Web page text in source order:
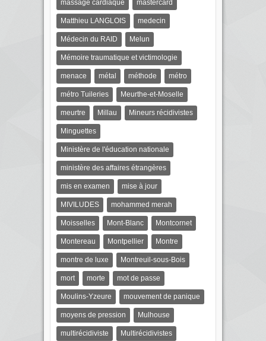
massage cardiaque mastercard
Matthieu LANGLOIS medecin
Médecin du RAID Melun
Mémoire traumatique et victimologie
menace métal méthode métro
métro Tuileries Meurthe-et-Moselle
meurtre Millau Mineurs récidivistes
Minguettes
Ministère de l'éducation nationale
ministère des affaires étrangères
mis en examen mise à jour
MIVILUDES mohammed merah
Moisselles Mont-Blanc Montcornet
Montereau Montpellier Montre
montre de luxe Montreuil-sous-Bois
mort morte mot de passe
Moulins-Yzeure mouvement de panique
moyens de pression Mulhouse
multirécidiviste Multirécidivistes